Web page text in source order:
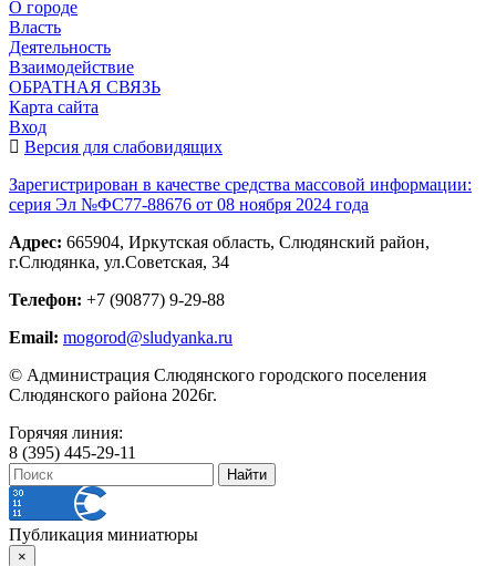
О городе
Власть
Деятельность
Взаимодействие
ОБРАТНАЯ СВЯЗЬ
Карта сайта
Вход
Версия для слабовидящих
Зарегистрирован в качестве средства массовой информации:
серия Эл №ФС77-88676 от 08 ноября 2024 года
Адрес: 665904, Иркутская область, Слюдянский район,
г.Слюдянка, ул.Советская, 34
Телефон: +7 (90877) 9-29-88
Email: mogorod@sludyanka.ru
© Администрация Слюдянского городского поселения
Слюдянского района 2026г.
Горячяя линия:
8 (395) 445-29-11
Публикация миниатюры
×